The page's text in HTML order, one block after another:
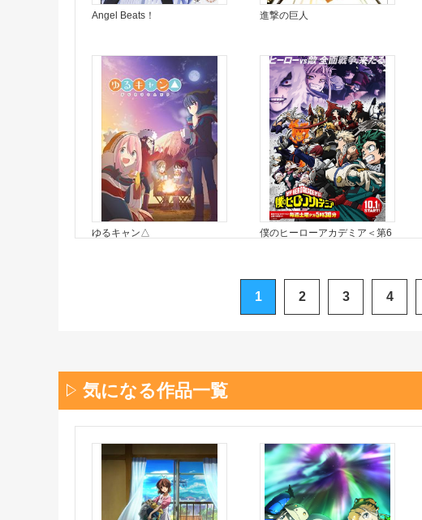
Angel Beats！ 進撃の巨人
ゆるキャン△
僕のヒーローアカデミア＜第6
1 2 3 4
気になる作品一覧